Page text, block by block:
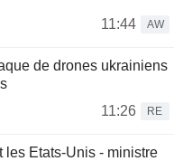
11:44
AW
de drones ukrainiens
11:26
RE
les Etats-Unis - ministre